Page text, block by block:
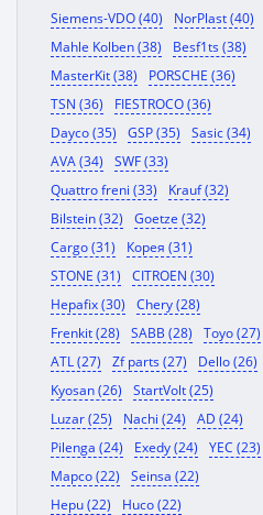
Siemens-VDO (40)
NorPlast (40)
Mahle Kolben (38)
Besf1ts (38)
MasterKit (38)
PORSCHE (36)
TSN (36)
FIESTROCO (36)
Dayco (35)
GSP (35)
Sasic (34)
AVA (34)
SWF (33)
Quattro freni (33)
Krauf (32)
Bilstein (32)
Goetze (32)
Cargo (31)
Корея (31)
STONE (31)
CITROEN (30)
Hepafix (30)
Chery (28)
Frenkit (28)
SABB (28)
Toyo (27)
ATL (27)
Zf parts (27)
Dello (26)
Kyosan (26)
StartVolt (25)
Luzar (25)
Nachi (24)
AD (24)
Pilenga (24)
Exedy (24)
YEC (23)
Mapco (22)
Seinsa (22)
Hepu (22)
Huco (22)